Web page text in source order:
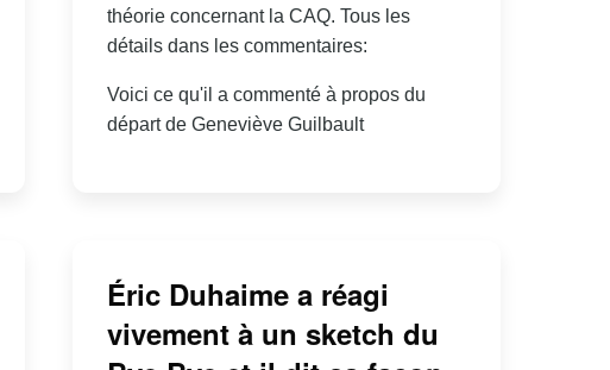
théorie concernant la CAQ. Tous les
détails dans les commentaires:
Voici ce qu'il a commenté à propos du
départ de Geneviève Guilbault
Éric Duhaime a réagi
vivement à un sketch du